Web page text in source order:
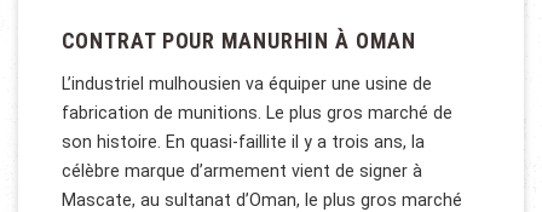
CONTRAT POUR MANURHIN À OMAN
L’industriel mulhousien va équiper une usine de
fabrication de munitions. Le plus gros marché de
son histoire. En quasi-faillite il y a trois ans, la
célèbre marque d’armement vient de signer à
Mascate, au sultanat d’Oman, le plus gros marché